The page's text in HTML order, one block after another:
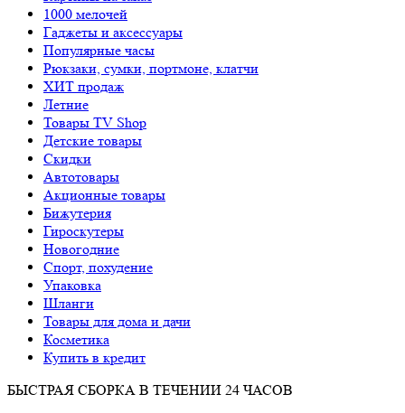
1000 мелочей
Гаджеты и аксессуары
Популярные часы
Рюкзаки, сумки, портмоне, клатчи
ХИТ продаж
Летние
Товары TV Shop
Детские товары
Cкидки
Автотовары
Акционные товары
Бижутерия
Гироскутеры
Новогодние
Спорт, похудение
Упаковка
Шланги
Товары для дома и дачи
Косметика
Купить в кредит
БЫСТРАЯ СБОРКА В ТЕЧЕНИИ 24 ЧАСОВ